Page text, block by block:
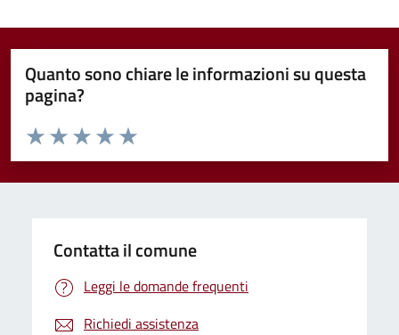
Quanto sono chiare le informazioni su questa
pagina?
Valuta da 1 a 5 stelle la pagina
Valuta 5 stelle su 5
Valuta 4 stelle su 5
Valuta 3 stelle su 5
Valuta 2 stelle su 5
Valuta 1 stelle su 5
Contatta il comune
Leggi le domande frequenti
Richiedi assistenza